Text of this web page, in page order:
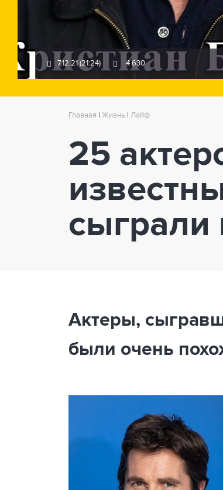
7.12.21 (21:24) 4 630
Главная Жизнь Лайф
25
сыграли
Актеры,
были очень